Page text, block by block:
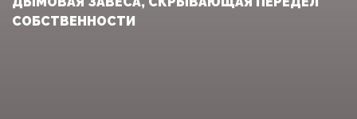
СОБСТВЕННОСТИ